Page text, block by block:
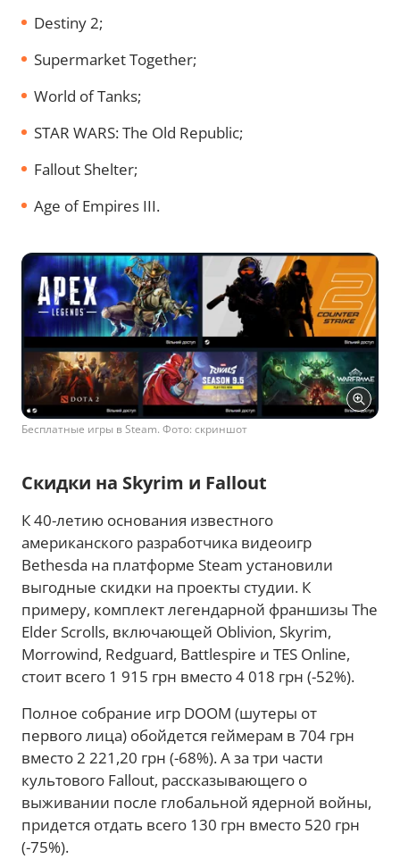
Destiny 2;
Supermarket Together;
World of Tanks;
STAR WARS: The Old Republic;
Fallout Shelter;
Age of Empires III.
Бесплатные игры в Steam. Фото: скриншот
Скидки на Skyrim и Fallout
К 40-летию основания известного
американского разработчика видеоигр
Bethesda на платформе Steam установили
выгодные скидки на проекты студии. К
примеру, комплект легендарной франшизы The
Elder Scrolls, включающей Oblivion, Skyrim,
Morrowind, Redguard, Battlespire и TES Online,
стоит всего 1 915 грн вместо 4 018 грн (-52%).
Полное собрание игр DOOM (шутеры от
первого лица) обойдется геймерам в 704 грн
вместо 2 221,20 грн (-68%). А за три части
культового Fallout, рассказывающего о
выживании после глобальной ядерной войны,
придется отдать всего 130 грн вместо 520 грн
(-75%).